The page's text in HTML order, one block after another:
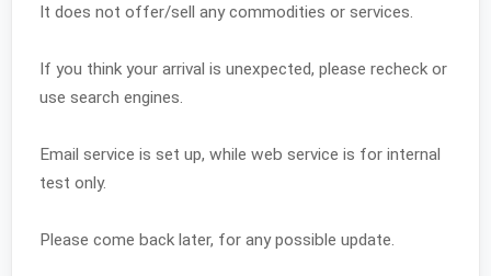
It does not offer/sell any commodities or services.
If you think your arrival is unexpected, please recheck or
use search engines.
Email service is set up, while web service is for internal
test only.
Please come back later, for any possible update.